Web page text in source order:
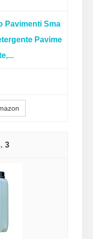
Pavimenti Sma
Pavime
3